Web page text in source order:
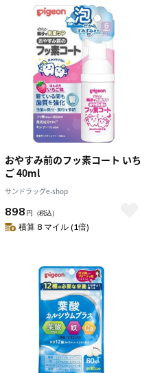
おやすみ前のフッ素コート いち
ご 40ml
サンドラッグe-shop
898 円 （税込）
積算 8 マイル (1倍)